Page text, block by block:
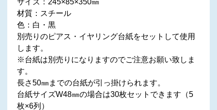
サイズ：245×85×350㎜
材質：スチール
色：白・黒
別売りのピアス・イヤリング台紙をセットして使用
します。
※台紙は別売りになりますのでご注意お願い致しま
す。
長さ50㎜までの台紙が引っ掛けられます。
台紙サイズW48㎜の場合は30枚セットできます（5
枚×6列）